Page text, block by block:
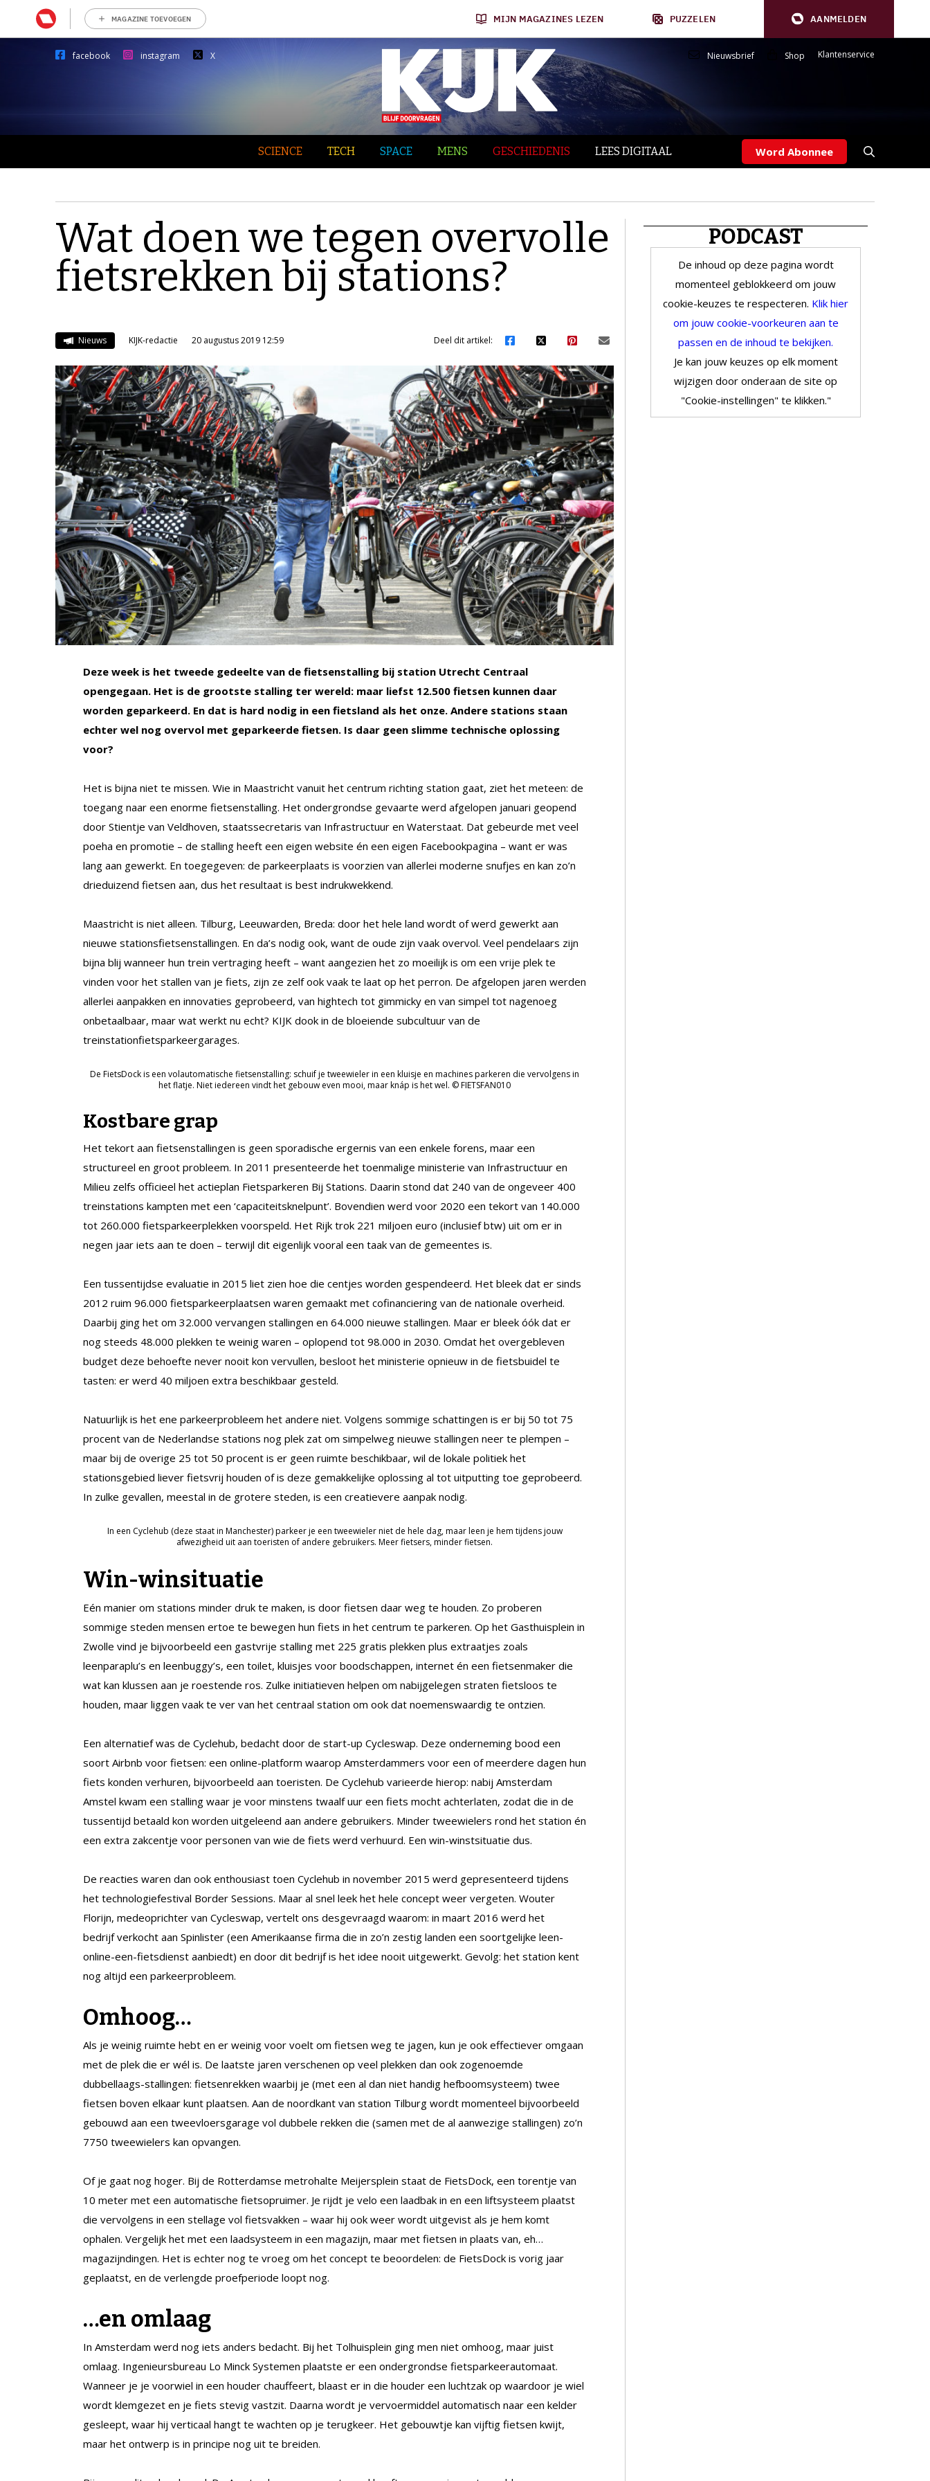
MAGAZINE TOEVOEGEN MIJN MAGAZINES LEZEN PUZZELEN AANMELDEN
facebook instagram X Nieuwsbrief Shop Klantenservice
SCIENCE TECH SPACE MENS GESCHIEDENIS LEES DIGITAAL Word Abonnee
Wat doen we tegen overvolle
fietsrekken bij stations?
Nieuws KIJK-redactie 20 augustus 2019 12:59 Deel dit artikel:
Deze week is het tweede gedeelte van de fietsenstalling bij station Utrecht Centraal
opengegaan. Het is de grootste stalling ter wereld: maar liefst 12.500 fietsen kunnen daar
worden geparkeerd. En dat is hard nodig in een fietsland als het onze. Andere stations staan
echter wel nog overvol met geparkeerde fietsen. Is daar geen slimme technische oplossing
voor?
Het is bijna niet te missen. Wie in Maastricht vanuit het centrum richting station gaat, ziet het meteen: de
toegang naar een enorme fietsenstalling. Het ondergrondse gevaarte werd afgelopen januari geopend
door Stientje van Veldhoven, staatssecretaris van Infrastructuur en Waterstaat. Dat gebeurde met veel
poeha en promotie – de stalling heeft een eigen website én een eigen Facebookpagina – want er was
lang aan gewerkt. En toegegeven: de parkeerplaats is voorzien van allerlei moderne snufjes en kan zo’n
drieduizend fietsen aan, dus het resultaat is best indrukwekkend.
Maastricht is niet alleen. Tilburg, Leeuwarden, Breda: door het hele land wordt of werd gewerkt aan
nieuwe stationsfietsenstallingen. En da’s nodig ook, want de oude zijn vaak overvol. Veel pendelaars zijn
bijna blij wanneer hun trein vertraging heeft – want aangezien het zo moeilijk is om een vrije plek te
vinden voor het stallen van je fiets, zijn ze zelf ook vaak te laat op het perron. De afgelopen jaren werden
allerlei aanpakken en innovaties geprobeerd, van hightech tot gimmicky en van simpel tot nagenoeg
onbetaalbaar, maar wat werkt nu echt? KIJK dook in de bloeiende subcultuur van de
treinstationfietsparkeergarages.
De FietsDock is een volautomatische fietsenstalling: schuif je tweewieler in een kluisje en machines parkeren die vervolgens in
het flatje. Niet iedereen vindt het gebouw even mooi, maar knáp is het wel. © FIETSFAN010
Kostbare grap
Het tekort aan fietsenstallingen is geen sporadische ergernis van een enkele forens, maar een
structureel en groot probleem. In 2011 presenteerde het toenmalige ministerie van Infrastructuur en
Milieu zelfs officieel het actieplan Fietsparkeren Bij Stations. Daarin stond dat 240 van de ongeveer 400
treinstations kampten met een ‘capaciteitsknelpunt’. Bovendien werd voor 2020 een tekort van 140.000
tot 260.000 fietsparkeerplekken voorspeld. Het Rijk trok 221 miljoen euro (inclusief btw) uit om er in
negen jaar iets aan te doen – terwijl dit eigenlijk vooral een taak van de gemeentes is.
Een tussentijdse evaluatie in 2015 liet zien hoe die centjes worden gespendeerd. Het bleek dat er sinds
2012 ruim 96.000 fietsparkeerplaatsen waren gemaakt met cofinanciering van de nationale overheid.
Daarbij ging het om 32.000 vervangen stallingen en 64.000 nieuwe stallingen. Maar er bleek óók dat er
nog steeds 48.000 plekken te weinig waren – oplopend tot 98.000 in 2030. Omdat het overgebleven
budget deze behoefte never nooit kon vervullen, besloot het ministerie opnieuw in de fietsbuidel te
tasten: er werd 40 miljoen extra beschikbaar gesteld.
Natuurlijk is het ene parkeerprobleem het andere niet. Volgens sommige schattingen is er bij 50 tot 75
procent van de Nederlandse stations nog plek zat om simpelweg nieuwe stallingen neer te plempen –
maar bij de overige 25 tot 50 procent is er geen ruimte beschikbaar, wil de lokale politiek het
stationsgebied liever fietsvrij houden of is deze gemakkelijke oplossing al tot uitputting toe geprobeerd.
In zulke gevallen, meestal in de grotere steden, is een creatievere aanpak nodig.
In een Cyclehub (deze staat in Manchester) parkeer je een tweewieler niet de hele dag, maar leen je hem tijdens jouw
afwezigheid uit aan toeristen of andere gebruikers. Meer fietsers, minder fietsen.
Win-winsituatie
Eén manier om stations minder druk te maken, is door fietsen daar weg te houden. Zo proberen
sommige steden mensen ertoe te bewegen hun fiets in het centrum te parkeren. Op het Gasthuisplein in
Zwolle vind je bijvoorbeeld een gastvrije stalling met 225 gratis plekken plus extraatjes zoals
leenparaplu’s en leenbuggy’s, een toilet, kluisjes voor boodschappen, internet én een fietsenmaker die
wat kan klussen aan je roestende ros. Zulke initiatieven helpen om nabijgelegen straten fietsloos te
houden, maar liggen vaak te ver van het centraal station om ook dat noemenswaardig te ontzien.
Een alternatief was de Cyclehub, bedacht door de start-up Cycleswap. Deze onderneming bood een
soort Airbnb voor fietsen: een online-platform waarop Amsterdammers voor een of meerdere dagen hun
fiets konden verhuren, bijvoorbeeld aan toeristen. De Cyclehub varieerde hierop: nabij Amsterdam
Amstel kwam een stalling waar je voor minstens twaalf uur een fiets mocht achterlaten, zodat die in de
tussentijd betaald kon worden uitgeleend aan andere gebruikers. Minder tweewielers rond het station én
een extra zakcentje voor personen van wie de fiets werd verhuurd. Een win-winstsituatie dus.
De reacties waren dan ook enthousiast toen Cyclehub in november 2015 werd gepresenteerd tijdens
het technologiefestival Border Sessions. Maar al snel leek het hele concept weer vergeten. Wouter
Florijn, medeoprichter van Cycleswap, vertelt ons desgevraagd waarom: in maart 2016 werd het
bedrijf verkocht aan Spinlister (een Amerikaanse firma die in zo’n zestig landen een soortgelijke leen-
online-een-fietsdienst aanbiedt) en door dit bedrijf is het idee nooit uitgewerkt. Gevolg: het station kent
nog altijd een parkeerprobleem.
Omhoog…
Als je weinig ruimte hebt en er weinig voor voelt om fietsen weg te jagen, kun je ook effectiever omgaan
met de plek die er wél is. De laatste jaren verschenen op veel plekken dan ook zogenoemde
dubbellaags-stallingen: fietsenrekken waarbij je (met een al dan niet handig hefboomsysteem) twee
fietsen boven elkaar kunt plaatsen. Aan de noordkant van station Tilburg wordt momenteel bijvoorbeeld
gebouwd aan een tweevloersgarage vol dubbele rekken die (samen met de al aanwezige stallingen) zo’n
7750 tweewielers kan opvangen.
Of je gaat nog hoger. Bij de Rotterdamse metrohalte Meijersplein staat de FietsDock, een torentje van
10 meter met een automatische fietsopruimer. Je rijdt je velo een laadbak in en een liftsysteem plaatst
die vervolgens in een stellage vol fietsvakken – waar hij ook weer wordt uitgevist als je hem komt
ophalen. Vergelijk het met een laadsysteem in een magazijn, maar met fietsen in plaats van, eh…
magazijndingen. Het is echter nog te vroeg om het concept te beoordelen: de FietsDock is vorig jaar
geplaatst, en de verlengde proefperiode loopt nog.
…en omlaag
In Amsterdam werd nog iets anders bedacht. Bij het Tolhuisplein ging men niet omhoog, maar juist
omlaag. Ingenieursbureau Lo Minck Systemen plaatste er een ondergrondse fietsparkeerautomaat.
Wanneer je je voorwiel in een houder chauffeert, blaast er in die houder een luchtzak op waardoor je wiel
wordt klemgezet en je fiets stevig vastzit. Daarna wordt je vervoermiddel automatisch naar een kelder
gesleept, waar hij verticaal hangt te wachten op je terugkeer. Het gebouwtje kan vijftig fietsen kwijt,
maar het ontwerp is in principe nog uit te breiden.
PODCAST
De inhoud op deze pagina wordt
momenteel geblokkeerd om jouw
cookie-keuzes te respecteren. Klik hier
om jouw cookie-voorkeuren aan te
passen en de inhoud te bekijken.
Je kan jouw keuzes op elk moment
wijzigen door onderaan de site op
"Cookie-instellingen" te klikken."